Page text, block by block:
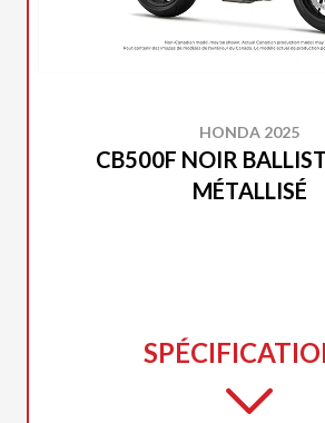
HONDA 2025
CB500F NOIR
MÉTALLISÉ